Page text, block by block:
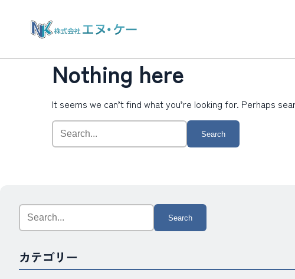
Nothing here
It seems we can’t find what you’re looking for. Perhaps
Search
for:
Search
for:
カテゴリー